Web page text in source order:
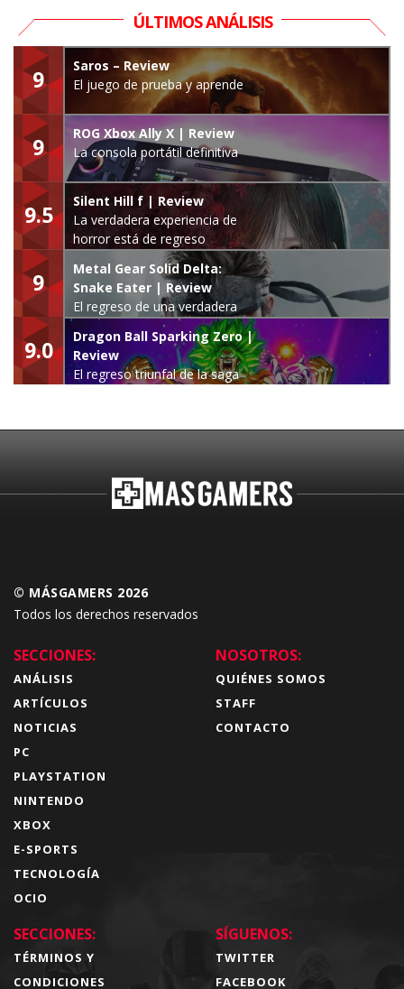
ÚLTIMOS ANÁLISIS
9
Saros – Review
El juego de prueba y aprende
9
ROG Xbox Ally X | Review
La consola portátil definitiva
9.5
Silent Hill f | Review
La verdadera experiencia de
horror está de regreso
9
Metal Gear Solid Delta:
Snake Eater | Review
El regreso de una verdadera
leyenda
9.0
Dragon Ball Sparking Zero |
Review
El regreso triunfal de la saga
© MÁSGAMERS 2026
Todos los derechos reservados
SECCIONES:
ANÁLISIS
ARTÍCULOS
NOTICIAS
PC
PLAYSTATION
NINTENDO
XBOX
E-SPORTS
TECNOLOGÍA
OCIO
NOSOTROS:
QUIÉNES SOMOS
STAFF
CONTACTO
SECCIONES:
TÉRMINOS Y
CONDICIONES
SÍGUENOS:
TWITTER
FACEBOOK